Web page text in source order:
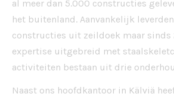
al meer dan 5.000 constructies
het buitenland. Aanvankelijk
constructies uit zeildoek maar sinds
expertise uitgebreid met
activiteiten bestaan uit drie
Naast ons hoofdkantoor in Kälviä